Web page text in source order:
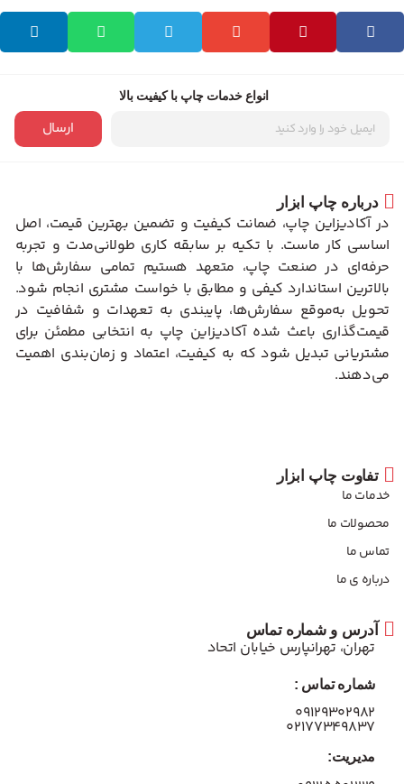
انواع خدمات چاپ با کیفیت بالا
ارسال
درباره چاپ ابزار
در آکادیزاین چاپ، ضمانت کیفیت و تضمین بهترین قیمت، اصل
اساسی کار ماست. با تکیه بر سابقه کاری طولانی‌مدت و تجربه
حرفه‌ای در صنعت چاپ، متعهد هستیم تمامی سفارش‌ها با
بالاترین استاندارد کیفی و مطابق با خواست مشتری انجام شود.
تحویل به‌موقع سفارش‌ها، پایبندی به تعهدات و شفافیت در
قیمت‌گذاری باعث شده آکادیزاین چاپ به انتخابی مطمئن برای
مشتریانی تبدیل شود که به کیفیت، اعتماد و زمان‌بندی اهمیت
می‌دهند.
تفاوت چاپ ابزار
خدمات ما
محصولات ما
تماس ما
درباره ی ما
آدرس و شماره تماس
تهران، تهرانپارس خیابان اتحاد
شماره تماس :
۰۹۱۲۹۳۰۲۹۸۲
۰۲۱۷۷۳۴۹۸۳۷
مدیریت: